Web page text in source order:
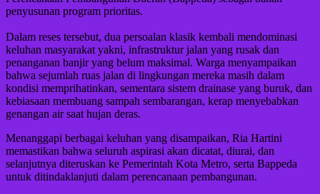
penyusunan program prioritas.
Dalam reses tersebut, dua persoalan klasik kembali mendominasi
keluhan masyarakat yakni, infrastruktur jalan yang rusak dan
penanganan banjir yang belum maksimal. Warga menyampaikan
bahwa sejumlah ruas jalan di lingkungan mereka masih dalam
kondisi memprihatinkan, sementara sistem drainase yang buruk, dan
kebiasaan membuang sampah sembarangan, kerap menyebabkan
genangan air saat hujan deras.
Menanggapi berbagai keluhan yang disampaikan, Ria Hartini
memastikan bahwa seluruh aspirasi akan dicatat, diurai, dan
selanjutnya diteruskan ke Pemerintah Kota Metro, serta Bappeda
untuk ditindaklanjuti dalam perencanaan pembangunan.